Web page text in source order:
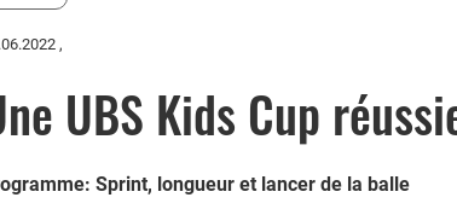
,
UBS Kids Cup
Sprint, longueur et lancer de la balle